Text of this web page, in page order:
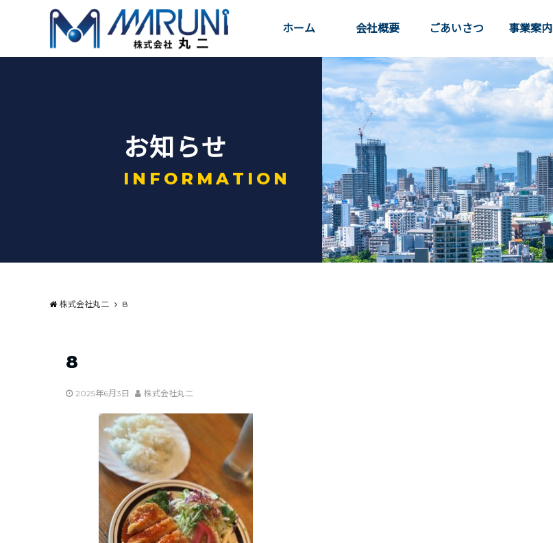
ホーム 会社概要 ごあいさつ 事業案内
お知 らせ
I N F O R M A T I O N
株式会社丸二 8
8
2025年6月3日 株式会社丸二